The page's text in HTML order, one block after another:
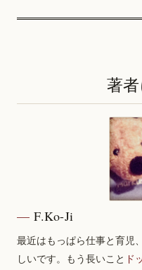
著
F.Ko-Ji
最近はもっぱら仕事と育児
しいです。もう長いこと ド